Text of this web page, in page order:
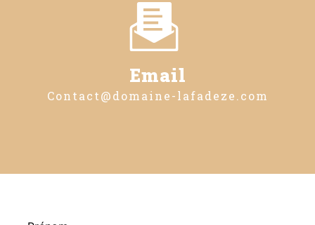
Email
contact@domaine-lafadeze.com